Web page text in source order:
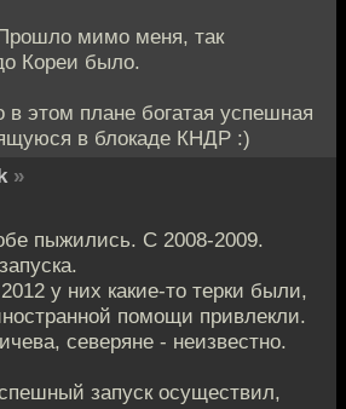
мимо меня, так
Кореи было.
в этом плане богатая успешная
в блокаде КНДР :)
»
пыжились. С 2008-2009.
у них какие-то терки были,
помощи привлекли.
северяне - неизвестно.
запуск осуществил,